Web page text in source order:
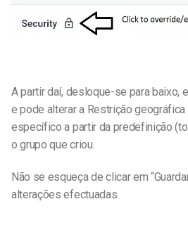
A partir daí, desloque-se para baixo,
e pode alterar a Restrição
específico a partir da predefinição
o grupo que criou.
Não se esqueça de clicar em
alterações efectuadas.